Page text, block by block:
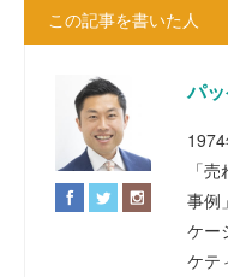
この記事を書いた人
パ
「
事例
ケー
ケテ